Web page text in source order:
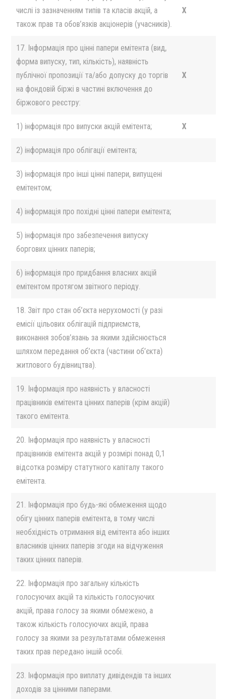
числі із зазначенням типів та класів акцій, а
також прав та обов’язків акціонерів (учасників).
X
17. Інформація про цінні папери емітента (вид,
форма випуску, тип, кількість), наявність
публічної пропозиції та/або допуску до торгів
на фондовій біржі в частині включення до
біржового реєстру:
X
1) інформація про випуски акцій емітента; X
2) інформація про облігації емітента;
3) інформація про інші цінні папери, випущені
емітентом;
4) інформація про похідні цінні папери емітента;
5) інформація про забезпечення випуску
боргових цінних паперів;
6) інформація про придбання власних акцій
емітентом протягом звітного періоду.
18. Звіт про стан об’єкта нерухомості (у разі
емісії цільових облігацій підприємств,
виконання зобов’язань за якими здійснюється
шляхом передання об’єкта (частини об’єкта)
житлового будівництва).
19. Інформація про наявність у власності
працівників емітента цінних паперів (крім акцій)
такого емітента.
20. Інформація про наявність у власності
працівників емітента акцій у розмірі понад 0,1
відсотка розміру статутного капіталу такого
емітента.
21. Інформація про будь-які обмеження щодо
обігу цінних паперів емітента, в тому числі
необхідність отримання від емітента або інших
власників цінних паперів згоди на відчуження
таких цінних паперів.
22. Інформація про загальну кількість
голосуючих акцій та кількість голосуючих
акцій, права голосу за якими обмежено, а
також кількість голосуючих акцій, права
голосу за якими за результатами обмеження
таких прав передано іншій особі.
23. Інформація про виплату дивідендів та інших
доходів за цінними паперами.